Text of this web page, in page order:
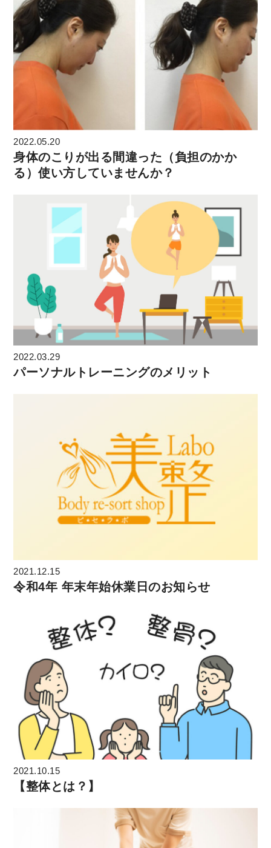
2022.05.20
身体のこりが出る間違った（負担のかか
る）使い方していませんか？
2022.03.29
パーソナルトレーニングのメリット
2021.12.15
令和4年 年末年始休業日のお知らせ
2021.10.15
【整体とは？】